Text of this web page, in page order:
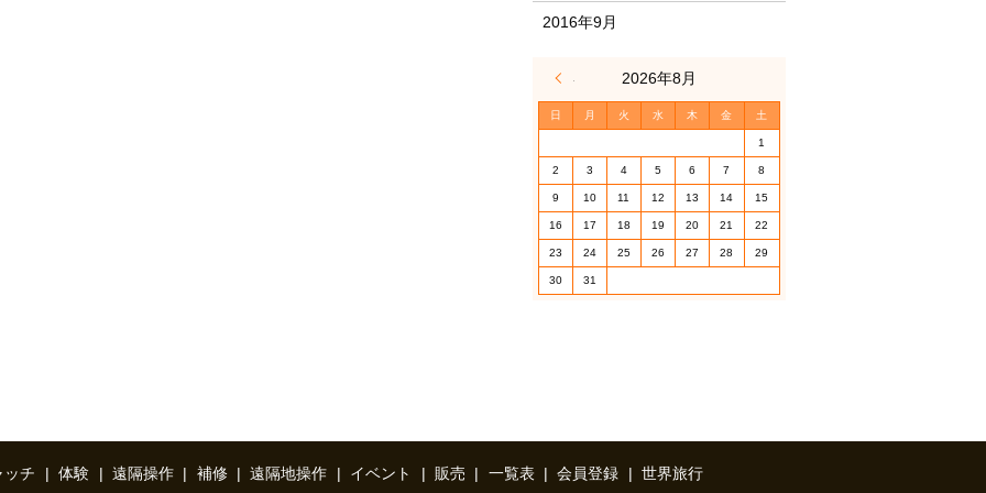
2016年9月
2026年8月
日 月 火 水 木 金 土
1
2 3 4 5 6 7 8
9 10 11 12 13 14 15
16 17 18 19 20 21 22
23 24 25 26 27 28 29
30 31
ッチ 体験 遠隔操作 補修 遠隔地操作 イベント 販売 一覧表 会員登録 世界旅行